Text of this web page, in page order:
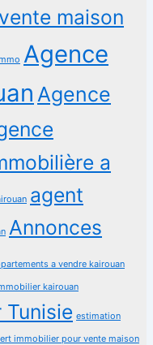
maison
Agence
Agence
a
agent
Annonces
a vendre kairouan
kairouan
estimation
immobilier pour vente maison